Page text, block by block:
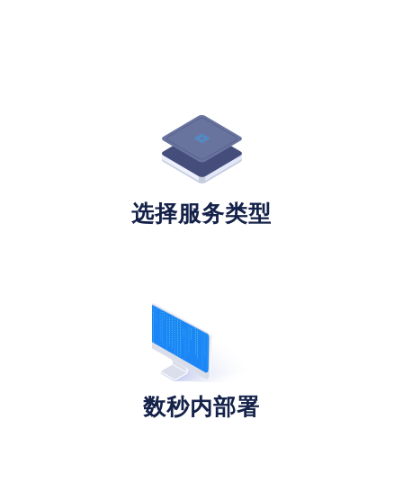
选择服务类型
数秒内部署